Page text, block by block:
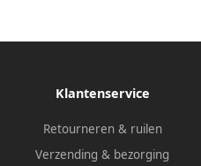
Klantenservice
Retourneren & ruilen
Verzending & bezorging